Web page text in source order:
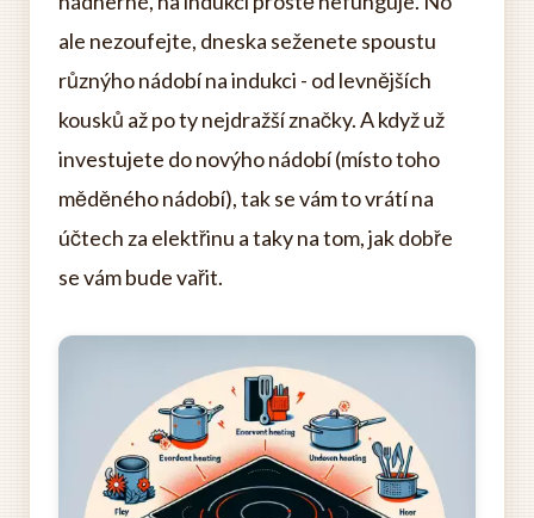
ale nezoufejte, dneska seženete spoustu
různýho nádobí na indukci - od levnějších
kousků až po ty nejdražší značky. A když už
investujete do novýho nádobí (místo toho
měděného nádobí), tak se vám to vrátí na
účtech za elektřinu a taky na tom, jak dobře
se vám bude vařit.